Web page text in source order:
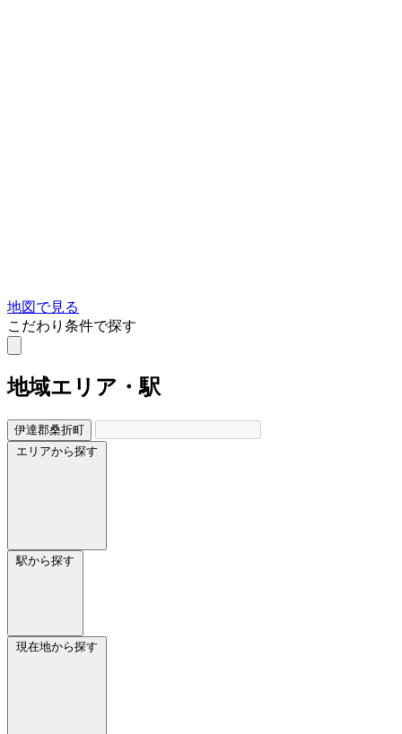
地図で見る
こだわり条件で探す
地域エリア・駅
伊達郡桑折町
エリアから探す
駅から探す
現在地から探す